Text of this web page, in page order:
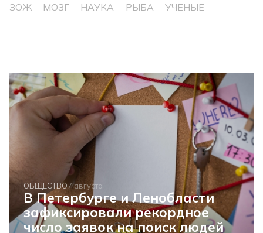
ЗОЖ МОЗГ НАУКА РЫБА УЧЕНЫЕ
ОБЩЕСТВО7 августа
В Петербурге и Ленобласти
зафиксировали рекордное
число заявок на поиск людей